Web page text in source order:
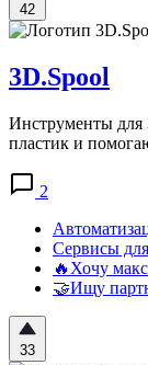
42
3D.Spool
Инструменты для
пластик и
2
Сервисы
🔥Хочу
🤝Ищу
33